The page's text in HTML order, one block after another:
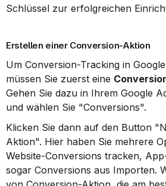
Schlüssel zur erfolgreichen
Erstellen einer Conversion-Aktion
Um Conversion-Tracking in
müssen Sie zuerst eine
Gehen Sie dazu in Ihrem Google
und wählen Sie "Conversions".
Klicken Sie dann auf den Button
Aktion". Hier haben Sie mehrere
Website-Conversions tracken,
sogar Conversions aus Importen.